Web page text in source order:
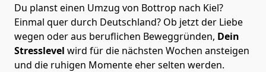
Du planst einen Umzug von Bottrop nach Kiel?
Einmal quer durch Deutschland? Ob jetzt der Liebe
wegen oder aus beruflichen Beweggründen, Dein
Stresslevel wird für die nächsten Wochen ansteigen
und die ruhigen Momente eher selten werden.